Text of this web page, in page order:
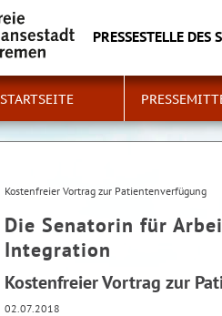
PRESSESTELLE DES
STARTSEITE
Kostenfreier Vortrag zur Patientenverfügung
Die Senatorin für
Integration
Kostenfreier Vortrag zur
02.07.2018